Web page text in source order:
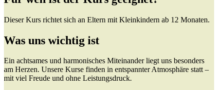
Dieser Kurs richtet sich an Eltern mit Kleinkindern ab 12 Monaten.
Was uns wichtig ist
Ein achtsames und harmonisches Miteinander liegt uns besonders
am Herzen. Unsere Kurse finden in entspannter Atmosphäre statt –
mit viel Freude und ohne Leistungsdruck.